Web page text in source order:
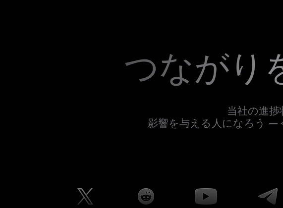
つながり
当社の進捗
影響を与える人になろう —